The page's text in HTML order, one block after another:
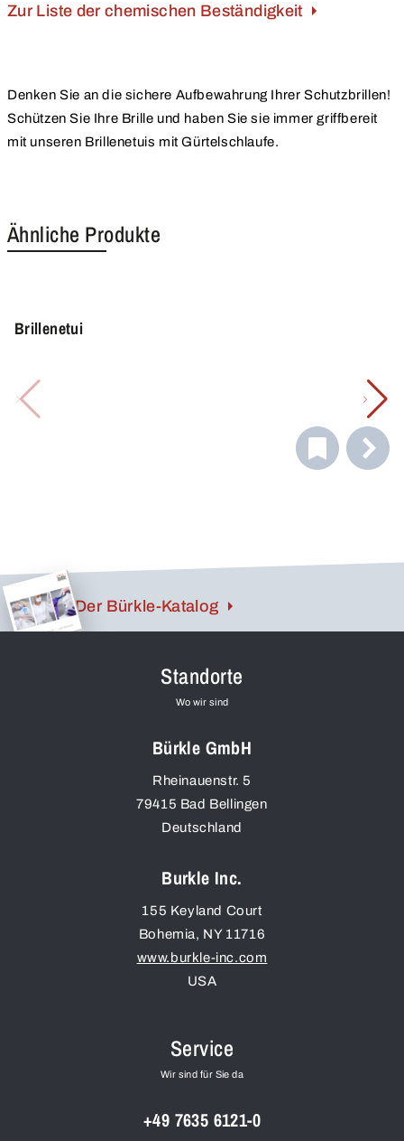
Zur Liste der chemischen Beständigkeit
Denken Sie an die sichere Aufbewahrung Ihrer Schutzbrillen!
Schützen Sie Ihre Brille und haben Sie sie immer griffbereit
mit unseren Brillenetuis mit Gürtelschlaufe.
Ähnliche Produkte
Brillenetui
Der Bürkle-Katalog
Standorte
Wo wir sind
Bürkle GmbH
Rheinauenstr. 5
79415 Bad Bellingen
Deutschland
Burkle Inc.
155 Keyland Court
Bohemia, NY 11716
www.burkle-inc.com
USA
Service
Wir sind für Sie da
+49 7635 6121-0